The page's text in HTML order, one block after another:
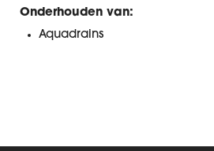
Onderhouden van:
Aquadrains